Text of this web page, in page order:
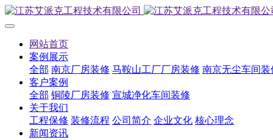
网站首页
案例展示
全部 南京厂房装修 马鞍山工厂厂房装修 南京无尘车间装
客户案例
全部 铜陵厂房装修 宣城净化车间装修
关于我们
工程保修 装修流程 公司简介 企业文化 核心理念
新闻资讯